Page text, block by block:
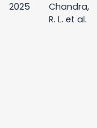
2025
Chandra,
R. L. et al.